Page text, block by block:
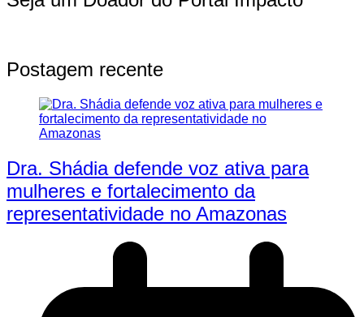
Postagem recente
Dra. Shádia defende voz ativa para
mulheres e fortalecimento da
representatividade no Amazonas